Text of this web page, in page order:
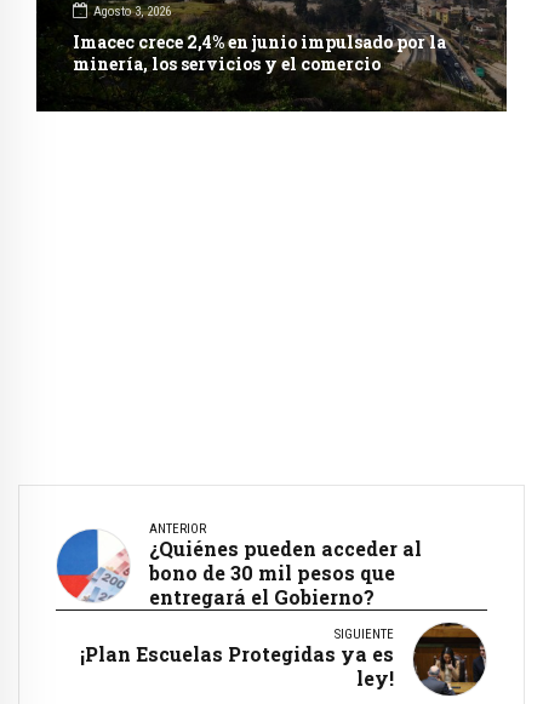
Agosto 3, 2026
Imacec crece 2,4% en junio impulsado por la
minería, los servicios y el comercio
ANTERIOR
¿Quiénes pueden acceder al
bono de 30 mil pesos que
entregará el Gobierno?
SIGUIENTE
¡Plan Escuelas Protegidas ya es
ley!